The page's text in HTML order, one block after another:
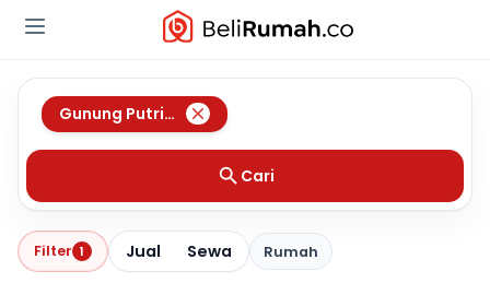
Gunung Putri
,Bogor
Cari
Filter 1 Jual Sewa Rumah